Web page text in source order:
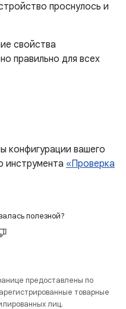
проснулось и
свойства
правильно для всех
конфигурации вашего
инструмента «Проверка
полезной?
предоставлены по
товарные
лиц.